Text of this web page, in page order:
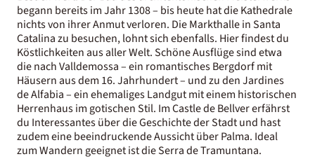
begann bereits im Jahr 1308 – bis heute hat die Kathedrale
nichts von ihrer Anmut verloren. Die Markthalle in Santa
Catalina zu besuchen, lohnt sich ebenfalls. Hier findest du
Köstlichkeiten aus aller Welt. Schöne Ausflüge sind etwa
die nach Valldemossa – ein romantisches Bergdorf mit
Häusern aus dem 16. Jahrhundert – und zu den Jardines
de Alfabia – ein ehemaliges Landgut mit einem historischen
Herrenhaus im gotischen Stil. Im Castle de Bellver erfährst
du Interessantes über die Geschichte der Stadt und hast
zudem eine beeindruckende Aussicht über Palma. Ideal
zum Wandern geeignet ist die Serra de Tramuntana.